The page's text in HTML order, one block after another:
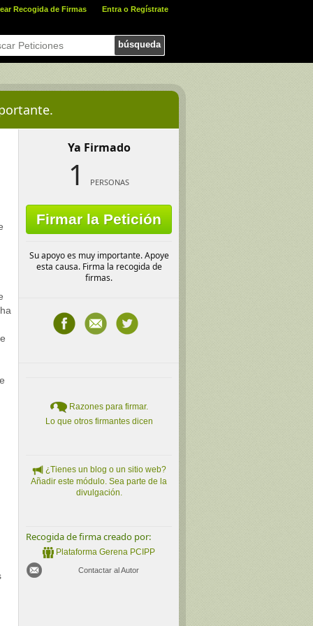
Recogida de Firmas Entra o Regístrate
búsqueda
Ya Firmado
1 PERSONAS
Firmar la Petición
Su apoyo es muy importante. Apoye
esta causa. Firma la recogida de
firmas.
Razones para firmar.
Lo que otros firmantes dicen
¿Tienes un blog o un sitio web?
Añadir este módulo. Sea parte de la
divulgación.
Recogida de firma creado por:
Plataforma Gerena PCIPP
Contactar al Autor